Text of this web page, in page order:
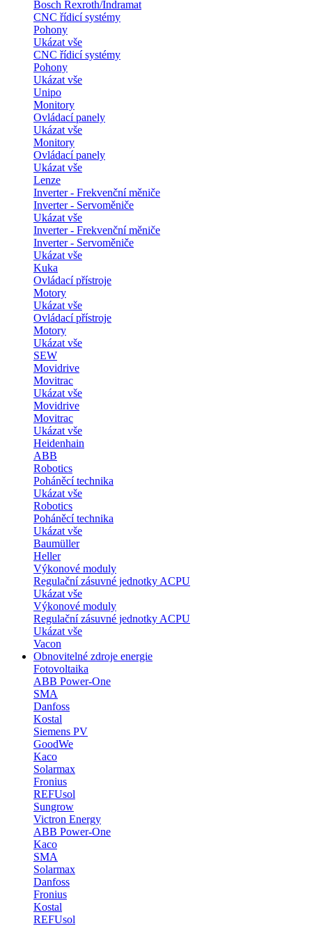
Bosch Rexroth/Indramat
CNC řídicí systémy
Pohony
Ukázat vše
CNC řídicí systémy
Pohony
Ukázat vše
Unipo
Monitory
Ovládací panely
Ukázat vše
Monitory
Ovládací panely
Ukázat vše
Lenze
Inverter - Frekvenční měniče
Inverter - Servoměniče
Ukázat vše
Inverter - Frekvenční měniče
Inverter - Servoměniče
Ukázat vše
Kuka
Ovládací přístroje
Motory
Ukázat vše
Ovládací přístroje
Motory
Ukázat vše
SEW
Movidrive
Movitrac
Ukázat vše
Movidrive
Movitrac
Ukázat vše
Heidenhain
ABB
Robotics
Poháněcí technika
Ukázat vše
Robotics
Poháněcí technika
Ukázat vše
Baumüller
Heller
Výkonové moduly
Regulační zásuvné jednotky ACPU
Ukázat vše
Výkonové moduly
Regulační zásuvné jednotky ACPU
Ukázat vše
Vacon
Obnovitelné zdroje energie
Fotovoltaika
ABB Power-One
SMA
Danfoss
Kostal
Siemens PV
GoodWe
Kaco
Solarmax
Fronius
REFUsol
Sungrow
Victron Energy
ABB Power-One
Kaco
SMA
Solarmax
Danfoss
Fronius
Kostal
REFUsol